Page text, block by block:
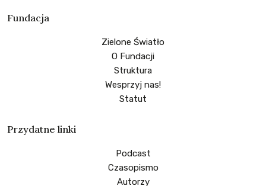
Fundacja
Zielone Światło
O Fundacji
Struktura
Wesprzyj nas!
Statut
Przydatne linki
Podcast
Czasopismo
Autorzy